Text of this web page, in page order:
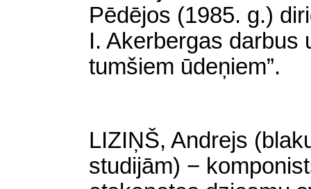
Pēdējos (1985. g.)
I. Akerbergas darbus
tumšiem ūdeņiem”.
LIZIŅŠ, Andrejs
studijām) −